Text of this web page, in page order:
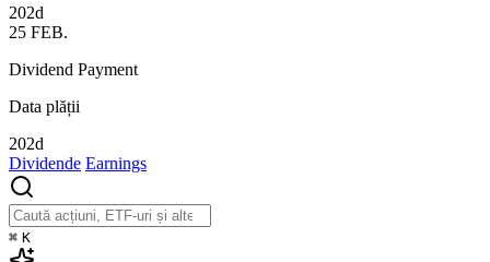
202d
25 FEB.
Dividend Payment
Data plății
202d
Dividende Earnings
⌘ K